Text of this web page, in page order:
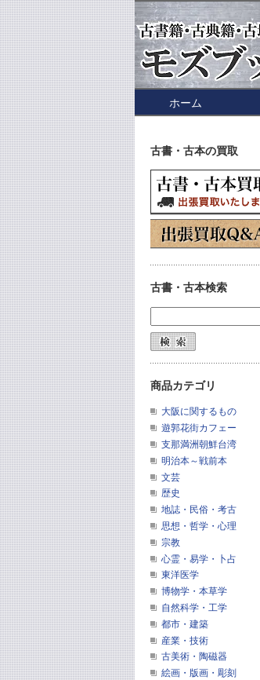
ホーム
古書・古本の買取
古書・古本検索
商品カテゴリ
大阪に関するもの
遊郭花街カフェー
支那満洲朝鮮台湾
明治本～戦前本
文芸
歴史
地誌・民俗・考古
思想・哲学・心理
宗教
心霊・易学・卜占
東洋医学
博物学・本草学
自然科学・工学
都市・建築
産業・技術
古美術・陶磁器
絵画・版画・彫刻